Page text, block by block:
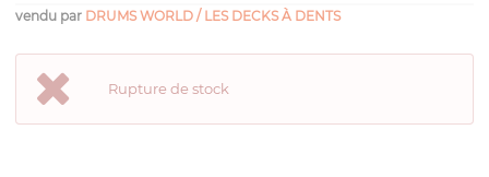
vendu par DRUMS WORLD / LES DECKS À DENTS
Rupture de stock